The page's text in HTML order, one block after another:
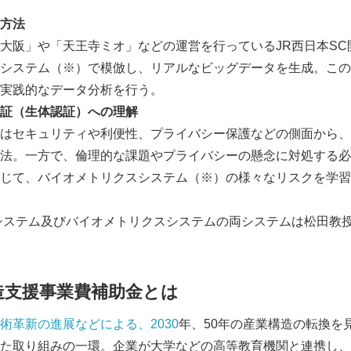
法
阪」や「天王寺ミオ」などの運営を行っているJR西日本
ステム（※）で模倣し、リアルなビッグデータを生成。こ
践的なデータ分析を行う。
（生体認証）への理解
セキュリティや利便性、プライバシー保護などの側面から
。一方で、倫理的な課題やプライバシーの懸念に対処する
て、バイオメトリクスシステム（※）の様々なリスクを学
テム及びバイオメトリクスシステムの両システムは松田教
援事業費補助金とは
革新の進展などによる、2030年、50年の産業構造の転換を
取り組みの一環。企業が大学などの高等教育機関と連携し
Japanese